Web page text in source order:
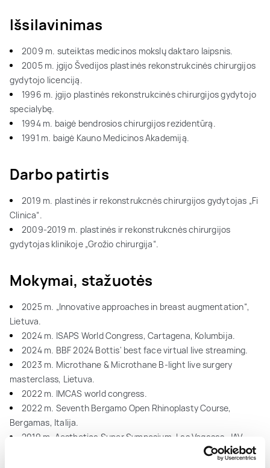
Išsilavinimas
2009 m. suteiktas medicinos mokslų daktaro laipsnis.
2005 m. įgijo Švedijos plastinės rekonstrukcinės chirurgijos
gydytojo licenciją.
1996 m. įgijo plastinės rekonstrukcinės chirurgijos gydytojo
specialybę.
1994 m. baigė bendrosios chirurgijos rezidentūrą.
1991 m. baigė Kauno Medicinos Akademiją.
Darbo patirtis
2019 m. plastinės ir rekonstrukcnės chirurgijos gydytojas „Fi
Clinica“.
2009-2019 m. plastinės ir rekonstrukcnės chirurgijos
gydytojas klinikoje „Grožio chirurgija“.
Mokymai, stažuotės
2025 m. „Innovative approaches in breast augmentation“,
Lietuva.
2024 m. ISAPS World Congress, Cartagena, Kolumbija.
2024 m. BBF 2024 Bottis' best face virtual live streaming.
2023 m. Microthane & Microthane B-light live surgery
masterclass, Lietuva.
2022 m. IMCAS world congress.
2022 m. Seventh Bergamo Open Rhinoplasty Course,
Bergamas, Italija.
2019 m. Aesthetica Super Symposium, Las Vegasas, JAV.
2019 m. Dallas Rhinoplasty Meeting, Dalasas, JAV.